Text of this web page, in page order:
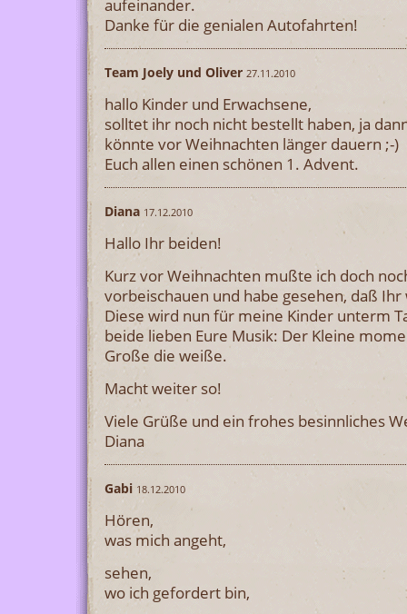
aufeinander.
Danke für die genialen Autofahrten!
Team Joely und Oliver 27.11.2010
hallo Kinder und Erwachsene,
solltet ihr noch nicht bestellt haben, ja
könnte vor Weihnachten länger dauern ;-)
Euch allen einen schönen 1. Advent.
Diana 17.12.2010
Hallo Ihr beiden!
Kurz vor Weihnachten mußte ich doch
vorbeischauen und habe gesehen, daß
Diese wird nun für meine Kinder unterm
beide lieben Eure Musik: Der Kleine
Große die weiße.
Macht weiter so!
Viele Grüße und ein frohes besinnliches
Diana
Gabi 18.12.2010
Hören,
was mich angeht,
sehen,
wo ich gefordert bin,